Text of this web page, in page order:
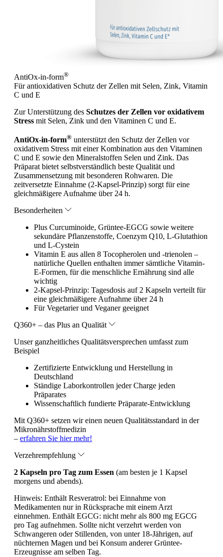
AntiOx-in-form®
Für antioxidativen Schutz der Zellen mit Selen, Zink, Vitamin
C und E
Zur Unterstützung des Schutzes der Zellen vor oxidativem
Stress mit Selen, Zink und den Vitaminen C und E.
AntiOx-in-form® unterstützt den Schutz der Zellen vor
oxidativem Stress mit einer Kombination aus den Vitaminen
C und E sowie den Mineralstoffen Selen und Zink. Das
Präparat bietet selbstverständlich beste Qualität und
Zusammensetzung mit besonderen Rohwaren. Die
zeitversetzte Einnahme (2-Kapsel-Prinzip) sorgt für eine
gleichmäßigere Aufnahme über 24 h.
Besonderheiten
Plus Curcuminoide, Grüntee-EGCG sowie weitere
sekundäre Pflanzenstoffe, Coenzym Q10, L-Glutathion
und L-Cystein
Vitamin E aus allen 8 Tocopherolen und -trienolen –
natürliche Quellen enthalten immer sämtliche Vitamin-
E-Formen, für die menschliche Ernährung sind alle
wichtig
2-Kapsel-Prinzip: Tagesdosis auf 2 Kapseln verteilt für
eine gleichmäßigere Aufnahme über 24 h
Für Vegetarier und Veganer geeignet
Q360+ – das Plus an Qualität
Unser ganzheitliches Qualitätsversprechen umfasst zum
Beispiel
Zertifizierte Entwicklung und Herstellung in
Deutschland
Ständige Laborkontrollen jeder Charge jeden
Präparates
Wissenschaftlich fundierte Präparate-Entwicklung
Mit Q360+ setzen wir einen neuen Qualitätsstandard in der
Mikronährstoffmedizin
– erfahren Sie hier mehr!
Verzehrempfehlung
2 Kapseln pro Tag zum Essen (am besten je 1 Kapsel
morgens und abends).
Hinweis: Enthält Resveratrol: bei Einnahme von
Medikamenten nur in Rücksprache mit einem Arzt
einnehmen. Enthält EGCG: nicht mehr als 800 mg EGCG
pro Tag aufnehmen. Sollte nicht verzehrt werden von
Schwangeren oder Stillenden, von unter 18-Jährigen, auf
nüchternen Magen und bei Konsum anderer Grüntee-
Erzeugnisse am selben Tag.